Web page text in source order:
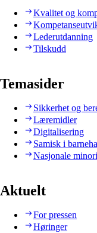
Kvalitet og
Lederutdanning
Tilskudd
Temasider
Sikkerhet og
Læremidler
Digitalisering
Samisk i
Nasjonale
Aktuelt
For pressen
Høringer